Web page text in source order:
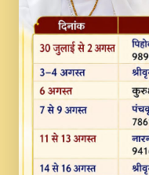
NEW PUNAJBI
FULL VIDEO
Na To Roop
Divine Bhajan
#BhaktiPath.mp3
Radha Rani
Song By Chitra